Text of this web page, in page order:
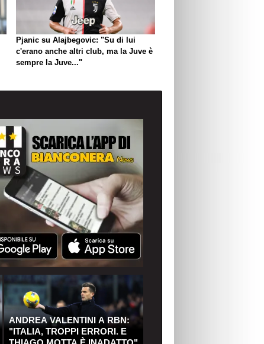
Pjanic su Alajbegovic: "Su di lui
c'erano anche altri club, ma la Juve è
sempre la Juve..."
ANDREA VALENTINI A RBN:
"ITALIA, TROPPI ERRORI. E